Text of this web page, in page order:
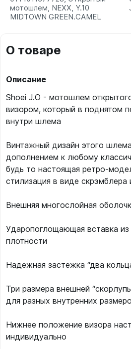
мотошлем, NEXX, Y.10
MIDTOWN GREEN.CAMEL
О товаре
Описание
Shoei J.O - мотошлем
визором, который в поднятом
внутри шлема
Винтажный дизайн этого
дополнением к любому
будь то настоящая ретро-
стилизация в виде скрэмблера
Внешняя многослойная
Ударопоглощающая вставка
плотности
Надежная застежка “два
Три размера внешней
для разных внутренних
Нижнее положение визора
индивидуально